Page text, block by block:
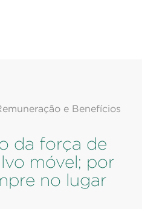
e Benefícios
da força de
móvel; por
no lugar